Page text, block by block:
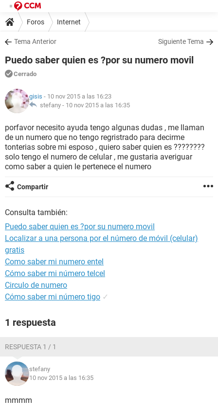
Foros Internet
Tema Anterior Siguiente Tema
Puedo saber quien es ?por su numero movil
Cerrado
gisis - 10 nov 2015 a las 16:23
stefany - 10 nov 2015 a las 16:35
porfavor necesito ayuda tengo algunas dudas , me llaman
de un numero que no tengo regristrado para decirme
tonterias sobre mi esposo , quiero saber quien es ????????
solo tengo el numero de celular , me gustaria averiguar
como saber a quien le pertenece el numero
Compartir
Consulta también:
Puedo saber quien es ?por su numero movil
Localizar a una persona por el número de móvil (celular)
gratis
Como saber mi numero entel
Cómo saber mi número telcel
Circulo de numero
Cómo saber mi número tigo ✓
1 respuesta
RESPUESTA 1 / 1
stefany
10 nov 2015 a las 16:35
mmmm